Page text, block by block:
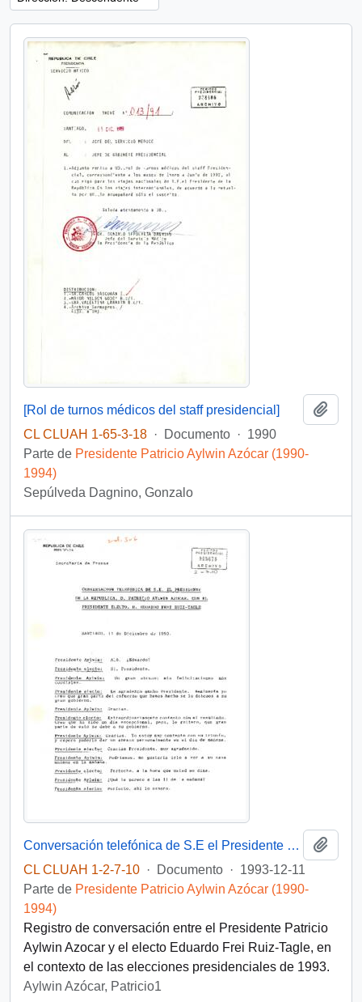
[Rol de turnos médicos del staff presidencial]
CL CLUAH 1-65-3-18 · Documento · 1990
Parte de Presidente Patricio Aylwin Azócar (1990-
1994)
Sepúlveda Dagnino, Gonzalo
Conversación telefónica de S.E el Presidente de la República, D. Patricio Aylwin Azocar, con el Presidente electo, D. Eduardo Frei Ruiz-Tagle
CL CLUAH 1-2-7-10 · Documento · 1993-12-11
Parte de Presidente Patricio Aylwin Azócar (1990-
1994)
Registro de conversación entre el Presidente Patricio
Aylwin Azocar y el electo Eduardo Frei Ruiz-Tagle, en
el contexto de las elecciones presidenciales de 1993.
Aylwin Azócar, Patricio1